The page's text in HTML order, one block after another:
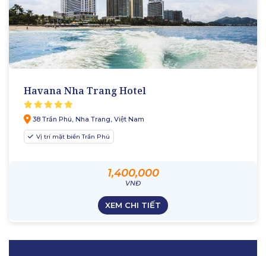
Havana Nha Trang Hotel
38 Trần Phú, Nha Trang, Việt Nam
Vị trí mặt biển Trần Phú
1,400,000
VNĐ
XEM CHI TIẾT